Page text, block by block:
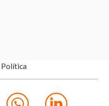
Política